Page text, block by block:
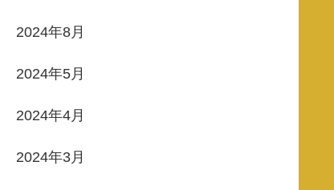
2024年8月
2024年5月
2024年4月
2024年3月